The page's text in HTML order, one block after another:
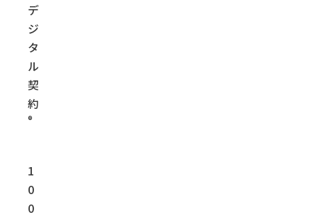
デ
ジ
タ
ル
契
約
®
1
0
0